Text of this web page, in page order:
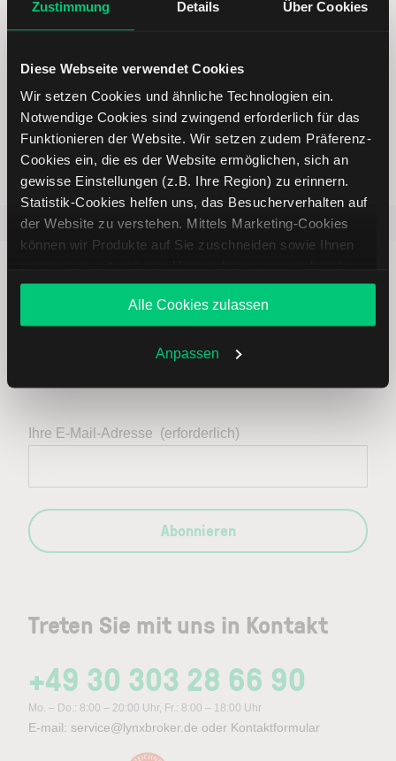
Zustimmung Details Über Cookies
Diese Webseite verwendet Cookies
Wir setzen Cookies und ähnliche Technologien ein.
Notwendige Cookies sind zwingend erforderlich für das
Funktionieren der Website. Wir setzen zudem Präferenz-
Cookies ein, die es der Website ermöglichen, sich an
gewisse Einstellungen (z.B. Ihre Region) zu erinnern.
Statistik-Cookies helfen uns, das Besucherverhalten auf
der Website zu verstehen. Mittels Marketing-Cookies
können wir Produkte auf Sie zuschneiden sowie Ihnen
Angebote unterbreiten. Sie entscheiden, welche Cookies
Sie zulassen oder ablehnen. Ihre Entscheidung können
Sie jederzeit in denCookie-Einstellungenändern.
Weitere Infos auch in unsererDatenschutzerklärung
Alle Cookies zulassen
Anpassen
Weltweites Handeln
Beliebt ETR:PLUN Aktien im
Treten Sie mit uns in Kontakt
+49 30 303 28 66 90
Mo. – Do.: 8:00 – 20:00 Uhr, Fr.: 8:00 – 18:00 Uhr
E-mail: service@lynxbroker.de oder Kontaktformular
Immer up to date – mit unseren
Ihre E-Mail-Adresse (erforderlich)
Abonnieren